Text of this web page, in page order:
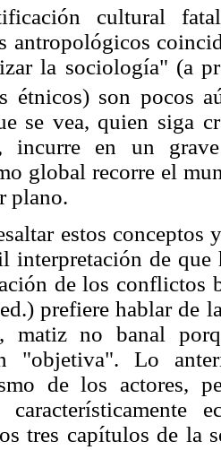
cultural
antropológicos
la sociología" (a
étnicos) son pocos
se vea, quien siga
incurre en un
global recorre el
plano.
estos conceptos
interpretación de
de los conflictos
prefiere hablar de
matiz no banal
"objetiva". Lo
de los actores,
característicamente
tres capítulos de la